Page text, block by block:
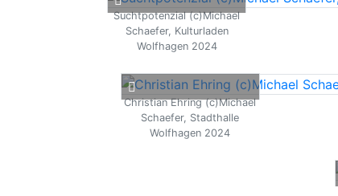
Suchtpotenzial (c)Michael
Schaefer, Kulturladen
Wolfhagen 2024
Christian Ehring (c)Michael
Schaefer, Stadthalle
Wolfhagen 2024